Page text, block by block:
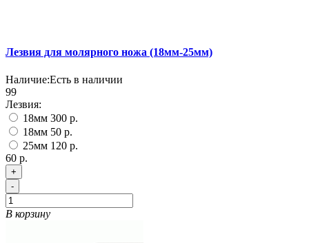
Лезвия для молярного ножа (18мм-25мм)
Наличие:Есть в наличии
99
Лезвия:
18мм 300 р.
18мм 50 р.
25мм 120 р.
60 р.
+
-
В корзину